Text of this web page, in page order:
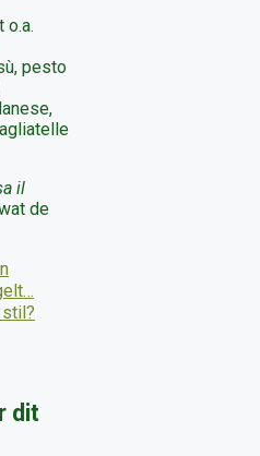
o.a.
pesto
il
de
dit